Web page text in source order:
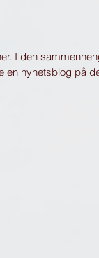
I den
en nyhetsblog på